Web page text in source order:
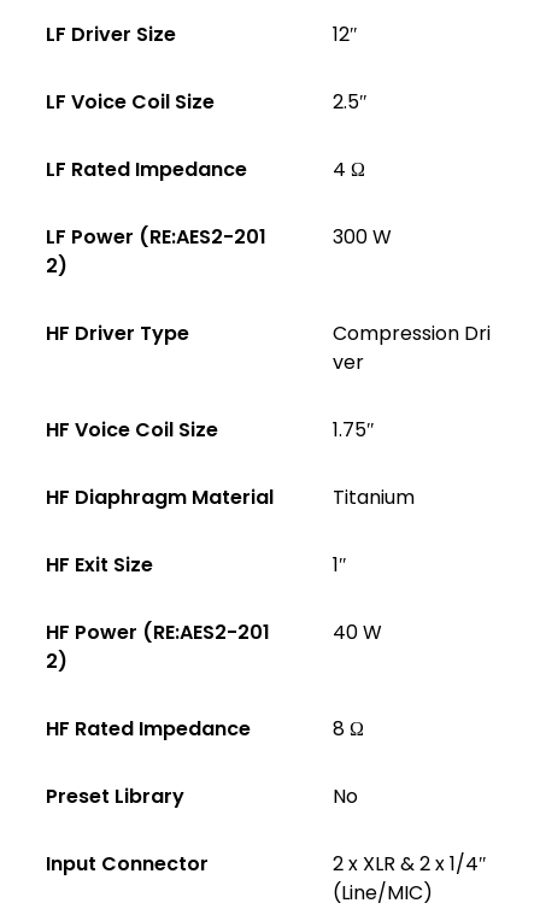
LF Driver Size 12″
LF Voice Coil Size 2.5″
LF Rated Impedance 4 Ω
LF Power (RE:AES2-201
2)
300 W
HF Driver Type
Compression Dri
ver
HF Voice Coil Size 1.75″
HF Diaphragm Material Titanium
HF Exit Size 1″
HF Power (RE:AES2-201
2)
40 W
HF Rated Impedance 8 Ω
Preset Library No
Input Connector
2 x XLR & 2 x 1/4″
(Line/MIC)